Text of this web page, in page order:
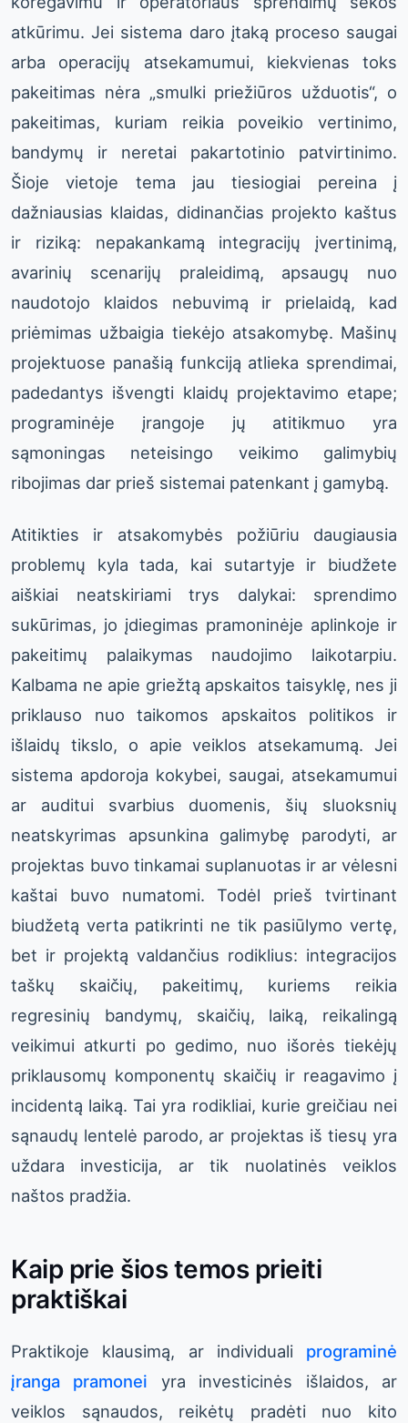
atkūrimu. Jei sistema daro įtaką proceso saugai
arba operacijų atsekamumui, kiekvienas toks
pakeitimas nėra „smulki priežiūros užduotis“, o
pakeitimas, kuriam reikia poveikio vertinimo,
bandymų ir neretai pakartotinio patvirtinimo.
Šioje vietoje tema jau tiesiogiai pereina į
dažniausias klaidas, didinančias projekto kaštus
ir riziką: nepakankamą integracijų įvertinimą,
avarinių scenarijų praleidimą, apsaugų nuo
naudotojo klaidos nebuvimą ir prielaidą, kad
priėmimas užbaigia tiekėjo atsakomybę. Mašinų
projektuose panašią funkciją atlieka sprendimai,
padedantys išvengti klaidų projektavimo etape;
programinėje įrangoje jų atitikmuo yra
sąmoningas neteisingo veikimo galimybių
ribojimas dar prieš sistemai patenkant į gamybą.
Atitikties ir atsakomybės požiūriu daugiausia
problemų kyla tada, kai sutartyje ir biudžete
aiškiai neatskiriami trys dalykai: sprendimo
sukūrimas, jo įdiegimas pramoninėje aplinkoje ir
pakeitimų palaikymas naudojimo laikotarpiu.
Kalbama ne apie griežtą apskaitos taisyklę, nes ji
priklauso nuo taikomos apskaitos politikos ir
išlaidų tikslo, o apie veiklos atsekamumą. Jei
sistema apdoroja kokybei, saugai, atsekamumui
ar auditui svarbius duomenis, šių sluoksnių
neatskyrimas apsunkina galimybę parodyti, ar
projektas buvo tinkamai suplanuotas ir ar vėlesni
kaštai buvo numatomi. Todėl prieš tvirtinant
biudžetą verta patikrinti ne tik pasiūlymo vertę,
bet ir projektą valdančius rodiklius: integracijos
taškų skaičių, pakeitimų, kuriems reikia
regresinių bandymų, skaičių, laiką, reikalingą
veikimui atkurti po gedimo, nuo išorės tiekėjų
priklausomų komponentų skaičių ir reagavimo į
incidentą laiką. Tai yra rodikliai, kurie greičiau nei
sąnaudų lentelė parodo, ar projektas iš tiesų yra
uždara investicija, ar tik nuolatinės veiklos
naštos pradžia.
Kaip prie šios temos prieiti
praktiškai
Praktikoje klausimą, ar individuali programinė
įranga pramonei yra investicinės išlaidos, ar
veiklos sąnaudos, reikėtų pradėti nuo kito